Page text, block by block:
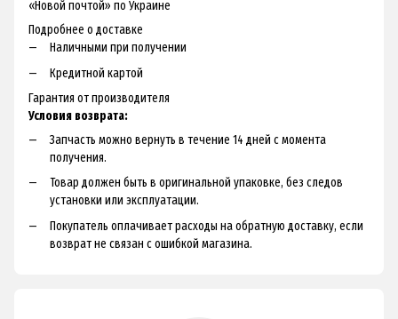
«Новой почтой» по Украине
Подробнее о доставке
Наличными при получении
Кредитной картой
Гарантия от производителя
Условия возврата:
Запчасть можно вернуть в течение 14 дней с момента
получения.
Товар должен быть в оригинальной упаковке, без следов
установки или эксплуатации.
Покупатель оплачивает расходы на обратную доставку, если
возврат не связан с ошибкой магазина.